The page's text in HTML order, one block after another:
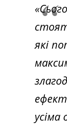
які
усіма